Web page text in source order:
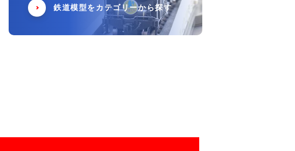
鉄道模型をカテゴリーから探す